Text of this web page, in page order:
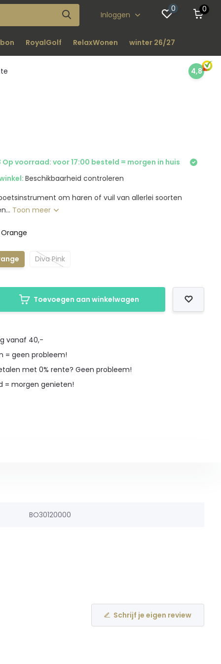
Inloggen
0 0
RoyalGolf RelaxWonen winter 26/27
4,8
Op voorraad: voor 17:00 besteld = morgen in huis
Beschikbaarheid controleren
om haren of vuil van allerlei soorten
Toon meer
Diva Pink
Toevoegen aan winkelwagen
vanaf 40,-
= geen probleem!
met 0% rente? Geen probleem!
= morgen genieten!
BO30120000
Schrijf je eigen review